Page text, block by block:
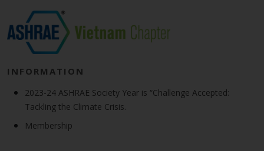
INFORMATION
2023-24 ASHRAE Society Year is “Challenge Accepted:
Tackling the Climate Crisis.
Membership